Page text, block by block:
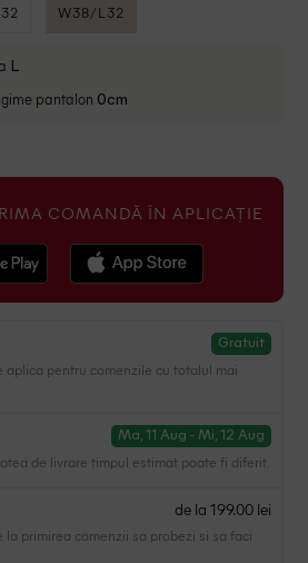
W38/L32
L
pantalon 0cm
COMANDĂ ÎN APLICAȚIE
Gratuit
aplica pentru comenzile cu totalul mai
Ma, 11 Aug - Mi, 12 Aug
de livrare timpul estimat poate fi diferit.
de la 199.00 lei
la primirea comenzii sa probezi si sa faci